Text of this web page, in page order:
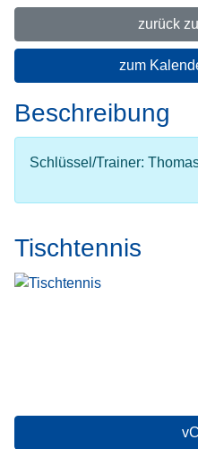
zurück
zum
Beschreibung
Schlüssel/Trainer:
Tischtennis